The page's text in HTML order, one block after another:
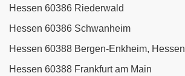
Hessen 60386 Riederwald
Hessen 60386 Schwanheim
Hessen 60388 Bergen-Enkheim, Hessen
Hessen 60388 Frankfurt am Main